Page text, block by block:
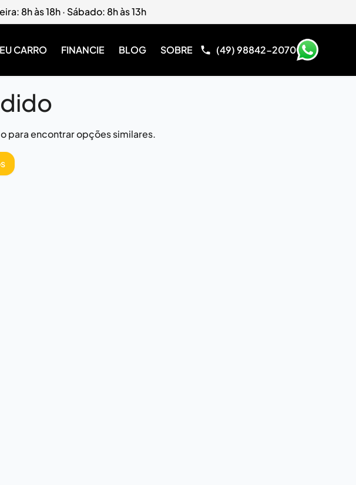
8h às 18h · Sábado: 8h às 13h
CARRO FINANCIE BLOG SOBRE (49) 98842-2070
para encontrar opções similares.